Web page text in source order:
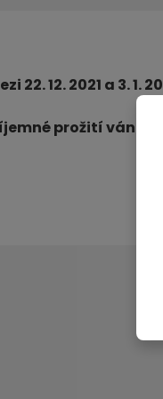
22. 12. 2021 a 3. 1.
prožití